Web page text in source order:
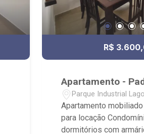
R$
Apartamento -
Parque Industrial
Preto/SP
Apartamento
para locação
dormitórios com